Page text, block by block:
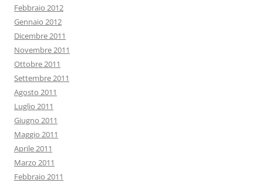
Febbraio 2012
Gennaio 2012
Dicembre 2011
Novembre 2011
Ottobre 2011
Settembre 2011
Agosto 2011
Luglio 2011
Giugno 2011
Maggio 2011
Aprile 2011
Marzo 2011
Febbraio 2011